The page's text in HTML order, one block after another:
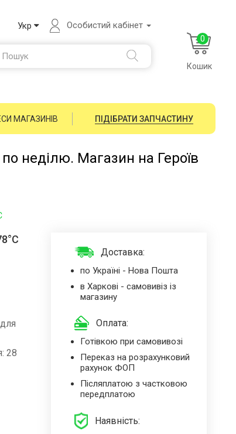
Укр Особистий кабінет
0
Кошик
МАГАЗИНІВ ПІДІБРАТИ ЗАПЧАСТИНУ
неділю. Магазин на Героїв
28
Доставка:
по Україні - Нова Пошта
в Харкові - самовивіз із
магазину
Оплата:
Готівкою при самовивозі
Переказ на розрахунковий
рахунок ФОП
Післяплатою з частковою
передплатою
Наявність: